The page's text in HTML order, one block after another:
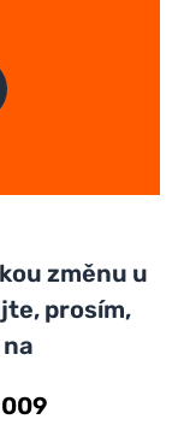
změnu u
prosím,